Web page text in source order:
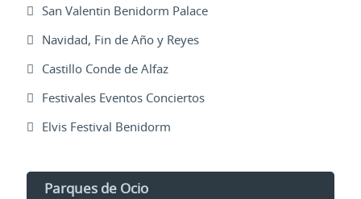
San Valentin Benidorm Palace
Navidad, Fin de Año y Reyes
Castillo Conde de Alfaz
Festivales Eventos Conciertos
Elvis Festival Benidorm
Parques de Ocio